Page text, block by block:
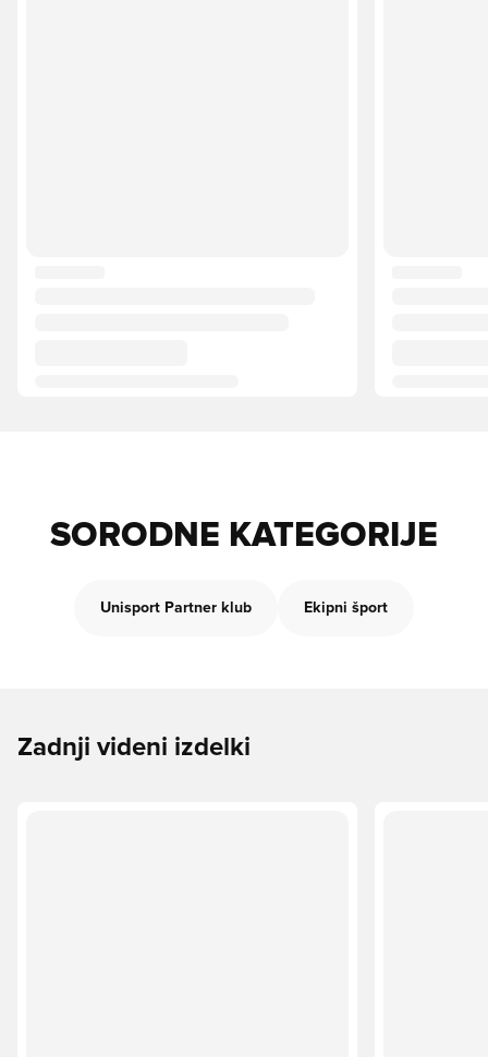
SORODNE KATEGORIJE
Unisport Partner klub Ekipni šport
Zadnji videni izdelki